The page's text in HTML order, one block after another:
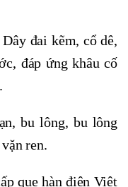
đai kẽm, cổ dê,
đáp ứng khâu cố
bu lông, bu lông
ren.
que hàn điện Việt